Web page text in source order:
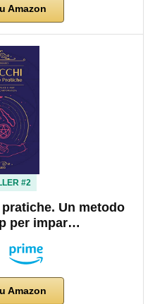
Amazon
#2
Un metodo
per impar…
Amazon